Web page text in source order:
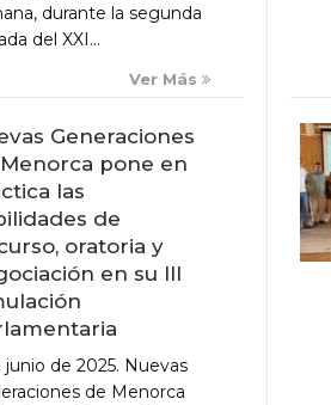
PARA
MENORCA
NN.GG.
durante la segunda
del XXI...
Ver Más
Generaciones
pone en
las
de
oratoria y
en su III
junio de 2025. Nuevas
de Menorca